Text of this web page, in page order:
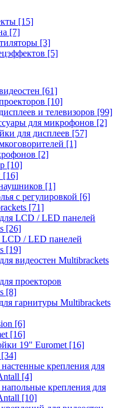
[15]
[7]
[3]
[5]
[61]
[10]
и телевизоров [99]
для микрофонов [2]
для дисплеев [57]
[1]
[2]
[10]
[16]
[1]
с регулировкой [6]
[71]
LCD / LED панелей
[26]
/ LED панелей
[19]
видеостен Multibrackets
проекторов
[8]
гарнитуры Multibrackets
[6]
[16]
19" Euromet [16]
[34]
крепления для
[4]
крепления для
[10]